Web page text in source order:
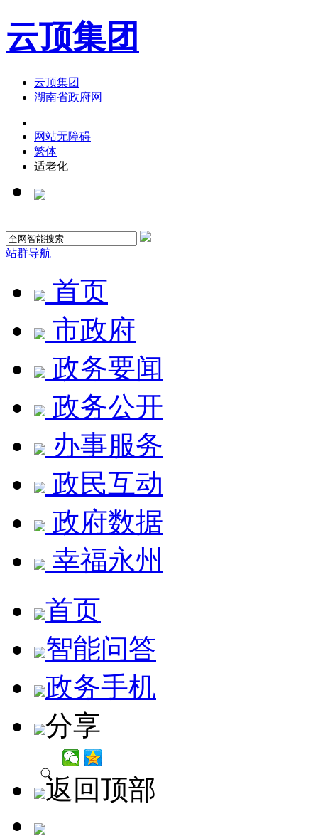
云顶集团
云顶集团
湖南省政府网
网站无障碍
繁体
适老化
站群导航
首页
市政府
政务要闻
政务公开
办事服务
政民互动
政府数据
幸福永州
首页
智能问答
政务手机
分享
返回顶部